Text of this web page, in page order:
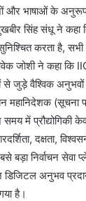
भाषाओं के अनुरूप
सिंह संधू ने कहा
करता है,
जोशी ने कहा कि
से जुड़े वैश्विक
महानिदेशक (सूचना
समय में
दक्षता,
बड़ा निर्वाचन
डिजिटल अनुभव
है।